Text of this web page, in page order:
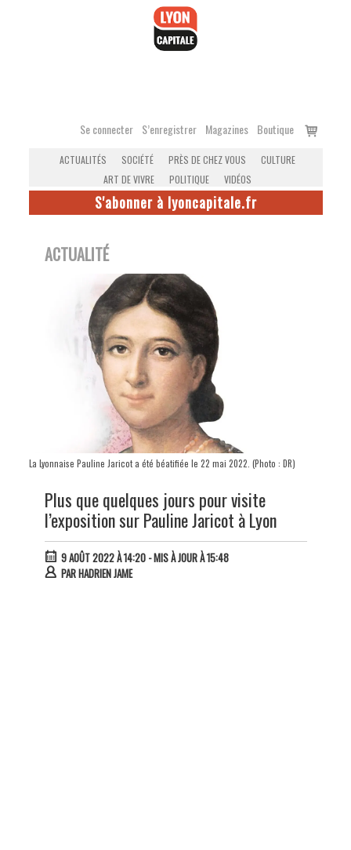
Se connecter S’enregistrer Magazines Boutique
Voir
ACTUALITÉS SOCIÉTÉ PRÈS DE CHEZ VOUS
CULTURE
ART DE VIVRE
POLITIQUE VIDÉOS
S'abonner à lyoncapitale.fr
ACTUALITÉ
La Lyonnaise Pauline Jaricot a été béatifiée le 22 mai 2022. (Photo : DR)
Plus que quelques jours pour visite
l’exposition sur Pauline Jaricot à Lyon
9 AOÛT 2022 À 14:20- MIS À JOUR À 15:48
PARHADRIEN JAME